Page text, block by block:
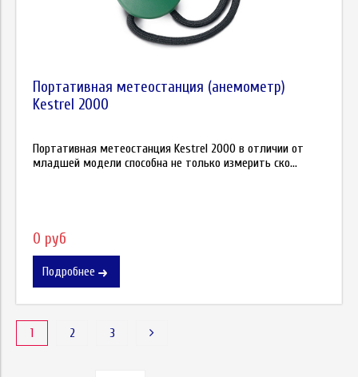
Портативная метеостанция (анемометр)
Kestrel 2000
Портативная метеостанция Kestrel 2000 в отличии от
младшей модели способна не только измерить ско...
0 руб
Подробнее
1 2 3